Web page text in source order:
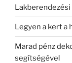
Legyen a kert a
Marad pénz
segítségével